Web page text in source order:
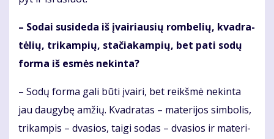
– So­dai su­si­de­da iš įvai­riau­sių rom­be­lių, kvad­ra­
tė­lių, tri­kam­pių, sta­čia­kam­pių, bet pa­ti so­dų
for­ma iš es­mės ne­kin­ta?
– So­dų for­ma ga­li bū­ti įvai­ri, bet reikš­mė ne­kin­ta
jau dau­gy­bę am­žių. Kvad­ra­tas – ma­te­ri­jos sim­bo­lis,
tri­kam­pis – dva­sios, tai­gi so­das – dva­sios ir ma­te­ri­